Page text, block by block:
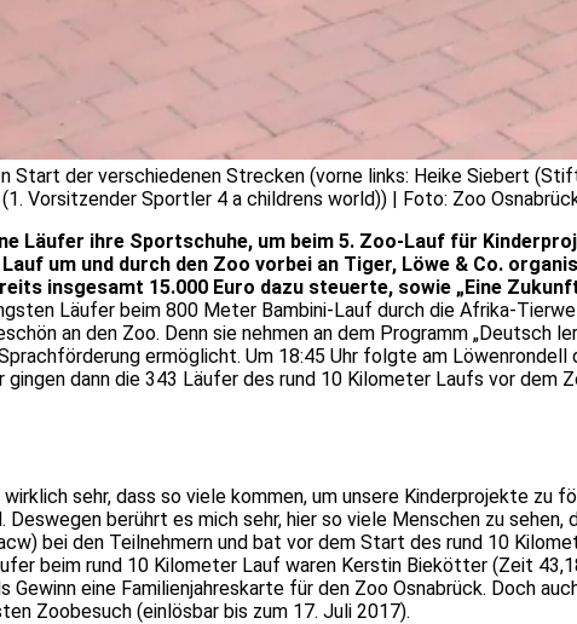
Start der verschiedenen Strecken (vorne links: Heike Siebert
Vorsitzender Sportler 4 a childrens world)) | Foto: Zoo
Läufer ihre Sportschuhe, um beim 5. Zoo-Lauf für
um und durch den Zoo vorbei an Tiger, Löwe & Co.
insgesamt 15.000 Euro dazu steuerte, sowie „Eine
Läufer beim 800 Meter Bambini-Lauf durch die Afrika-
an den Zoo. Denn sie nehmen an dem Programm „Deutsch
ermöglicht. Um 18:45 Uhr folgte am
dann die 343 Läufer des rund 10 Kilometer Laufs vor dem
sehr, dass so viele kommen, um unsere Kinderprojekte zu
berührt es mich sehr, hier so viele Menschen zu
bei den Teilnehmern und bat vor dem Start des rund 10
beim rund 10 Kilometer Lauf waren Kerstin Biekötter (Zeit
eine Familienjahreskarte für den Zoo Osnabrück. Doch
Zoobesuch (einlösbar bis zum 17. Juli 2017).